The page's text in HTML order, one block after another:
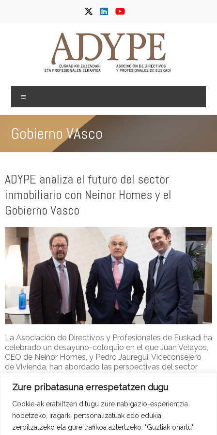
Zure pribatasuna errespetatzen dugu
Cookie-ak erabiltzen ditugu zure nabigazio-esperientzia
hobetzeko, iragarki pertsonalizatuak edo edukia
zerbitzatzeko eta gure trafikoa aztertzeko. "Guztiak onartu"
ADYPE
Gobierno VAsco
ADYPE analiza el futuro del sector
inmobiliario con Neinor Homes y el
Gobierno Vasco
La Asociación de Directivos y Profesionales de Euskadi ha
celebrado un desayuno-coloquio en el que Juan Velayos,
CEO de Neinor Homes, y Pedro Jauregui, Viceconsejero
de Vivienda, han abordado las perspectivas del sector
Adype-2 12 de abendua de 2017 ADYPE Berriak
Read more